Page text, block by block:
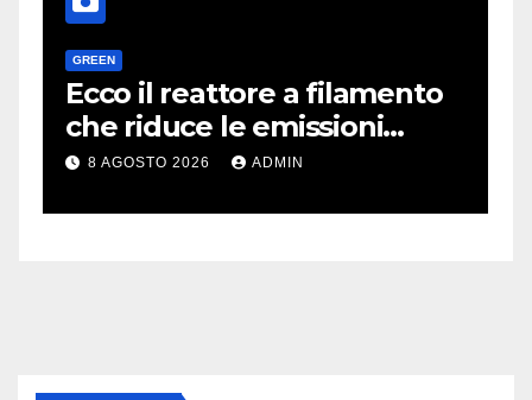
GREEN
Ecco il reattore a filamento
che riduce le emissioni
dell’industria chimica
8 AGOSTO 2026 ADMIN